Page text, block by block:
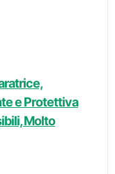
e Protettiva
Molto